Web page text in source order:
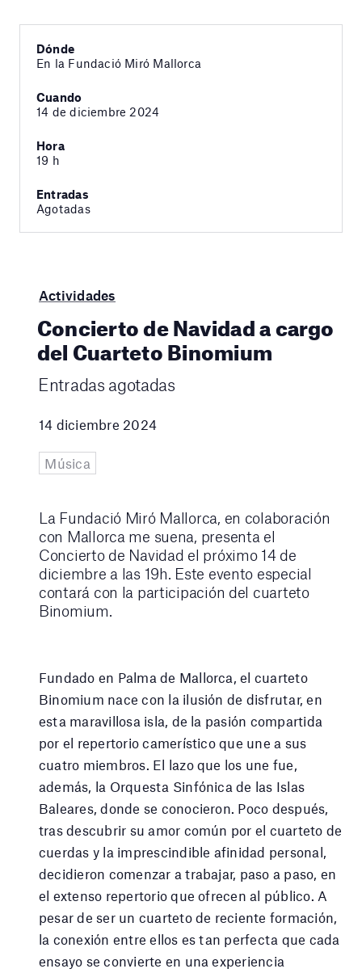
Dónde
En la Fundació Miró Mallorca
Cuando
14 de diciembre 2024
Hora
19 h
Entradas
Agotadas
Actividades
Concierto de Navidad a cargo
del Cuarteto Binomium
Entradas agotadas
14 diciembre 2024
Música
La Fundació Miró Mallorca, en colaboración
con Mallorca me suena, presenta el
Concierto de Navidad el próximo 14 de
diciembre a las 19h. Este evento especial
contará con la participación del cuarteto
Binomium.
Fundado en Palma de Mallorca, el cuarteto
Binomium nace con la ilusión de disfrutar, en
esta maravillosa isla, de la pasión compartida
por el repertorio camerístico que une a sus
cuatro miembros. El lazo que los une fue,
además, la Orquesta Sinfónica de las Islas
Baleares, donde se conocieron. Poco después,
tras descubrir su amor común por el cuarteto de
cuerdas y la imprescindible afinidad personal,
decidieron comenzar a trabajar, paso a paso, en
el extenso repertorio que ofrecen al público. A
pesar de ser un cuarteto de reciente formación,
la conexión entre ellos es tan perfecta que cada
ensayo se convierte en una experiencia